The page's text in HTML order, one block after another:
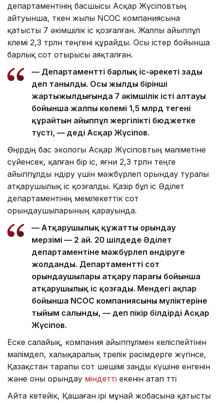
департаментінің басшысы Асқар Жүсіповтың
айтуынша, өткен жылы NCOC компаниясына
қатысты 7 әкімшілік іс қозғалған. Жалпы айыппұл
көлемі 2,3 трлн теңгені құрайды. Осы істер бойынша
барлық сот отырысы аяқталған.
— Департаменттің барлық іс-әрекеті заңды
деп танылды. Осы жылдың бірінші
жартыжылдығында 7 әкімшілік істің алтауы
бойынша жалпы көлемі 1,5 млрд теңгені
құрайтын айыппұл жергілікті бюджетке
түсті, — деді Асқар Жүсіпов.
Өңірдің бас экологы Асқар Жүсіповтың мәліметіне
сүйенсек, қалған бір іс, яғни 2,3 трлн теңге
айыппұлды өндіру үшін мәжбүрлеп орындау туралы
атқарушылық іс қозғалды. Қазір бұл іс Әділет
департаментінің мемлекеттік сот
орындаушыларының қарауында.
— Атқарушылық құжатты орындау
мерзімі — 2 ай. 20 шілдеде Әділет
департаментіне мәжбүрлеп өндіруге
жолданды. Департаменттің сот
орындаушылары атқару парағы бойынша
атқарушылық іс қозғады. Мендегі ақпар
бойынша NCOC компаниясының мүліктеріне
тыйым салынды, — деп пікір білдірді Асқар
Жүсіпов.
Еске салайық, компания айыппұлмен келіспейтінін
мәлімдеп, халықаралық төрелік рәсімдерге жүгінсе,
Қазақстан тарапы сот шешімі заңды күшіне енгенін
және оны орындау міндетті екенін атап өтті
Айта кетейік, Қашаған ірі мұнай жобасына қатысты